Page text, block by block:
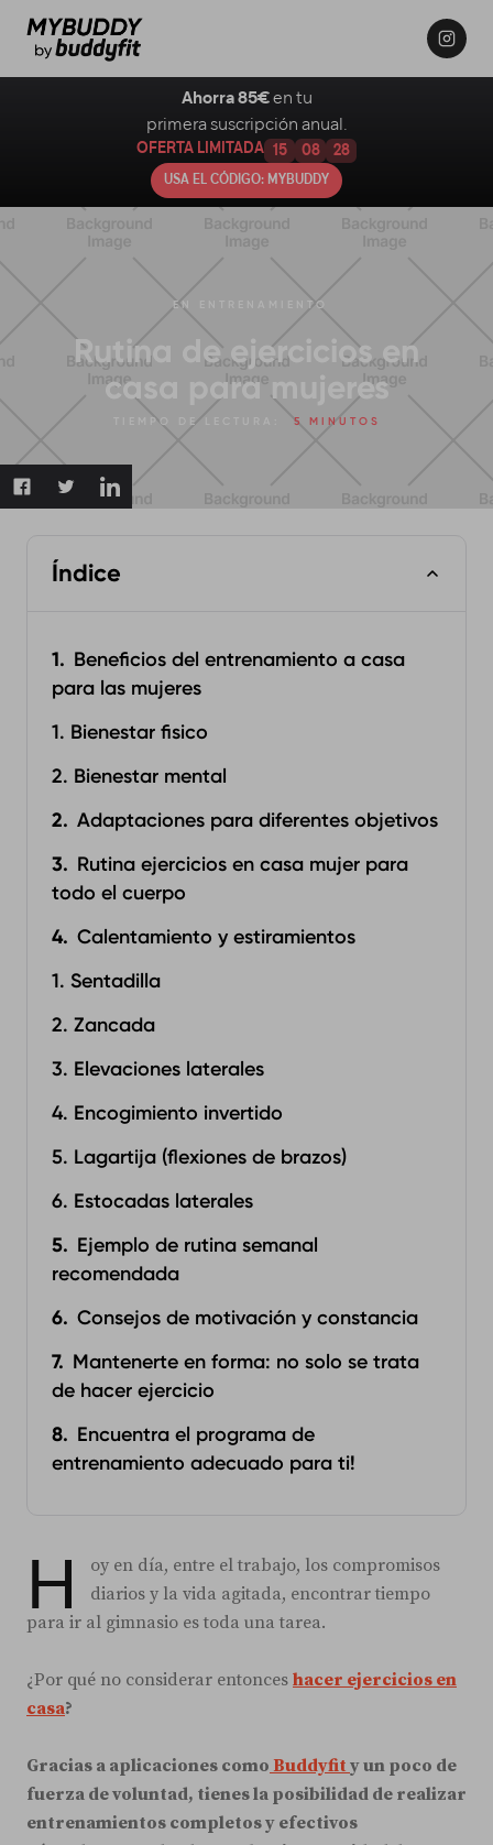
EN ENTRENAMIENTO
Rutina de ejercicios en
casa para mujeres
TIEMPO DE LECTURA: 5 MINUTOS
Índice
Beneficios del entrenamiento a casa
para las mujeres
1. Bienestar fisico
2. Bienestar mental
Adaptaciones para diferentes objetivos
Rutina ejercicios en casa mujer para
todo el cuerpo
Calentamiento y estiramientos
1. Sentadilla
2. Zancada
3. Elevaciones laterales
4. Encogimiento invertido
5. Lagartija (flexiones de brazos)
6. Estocadas laterales
Ejemplo de rutina semanal
recomendada
Consejos de motivación y constancia
Mantenerte en forma: no solo se trata
de hacer ejercicio
Encuentra el programa de
entrenamiento adecuado para ti!
H
oy en día, entre el trabajo, los compromisos
diarios y la vida agitada, encontrar tiempo
para ir al gimnasio es toda una tarea.
¿Por qué no considerar entonces hacer ejercicios en
casa?
Gracias a aplicaciones como Buddyfit y un poco de
fuerza de voluntad, tienes la posibilidad de realizar
entrenamientos completos y efectivos
Ahorra 85€ en tu
primera suscripción anual.
OFERTA LIMITADA 15 08 27
USA EL CÓDIGO: MYBUDDY